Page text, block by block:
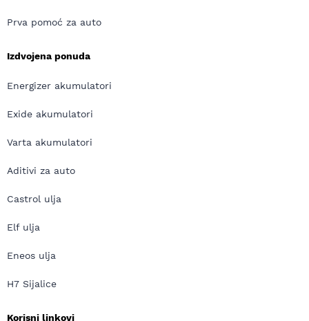
Prva pomoć za auto
Izdvojena ponuda
Energizer akumulatori
Exide akumulatori
Varta akumulatori
Aditivi za auto
Castrol ulja
Elf ulja
Eneos ulja
H7 Sijalice
Korisni linkovi